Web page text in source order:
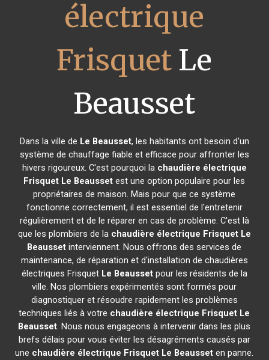
électrique
Frisquet Le
Beausset
Dans la ville de Le Beausset, les habitants ont besoin d'un
système de chauffage fiable et efficace pour affronter les
hivers rigoureux. C'est pourquoi la chaudière électrique
Frisquet Le Beausset est une option populaire pour les
propriétaires de maison. Mais pour que ce système
fonctionne correctement, il est essentiel de l'entretenir
régulièrement et de le réparer en cas de problème. C'est là
que les plombiers de la chaudière électrique Frisquet Le
Beausset interviennent. Nous offrons des services de
maintenance, de réparation et d'installation de chaudières
électriques Frisquet Le Beaussetpour les résidents de la
ville. Nos plombiers expérimentés sont formés pour
diagnostiquer et résoudre rapidement les problèmes
techniques liés à votre chaudière électrique Frisquet Le
Beausset. Nous nous engageons à intervenir dans les plus
brefs délais pour vous éviter les désagréments causés par
une chaudière électrique Frisquet Le Beausset en panne.